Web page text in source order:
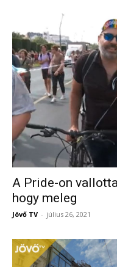
A Pride-on
hogy meleg
Jövő TV - július 26, 2021